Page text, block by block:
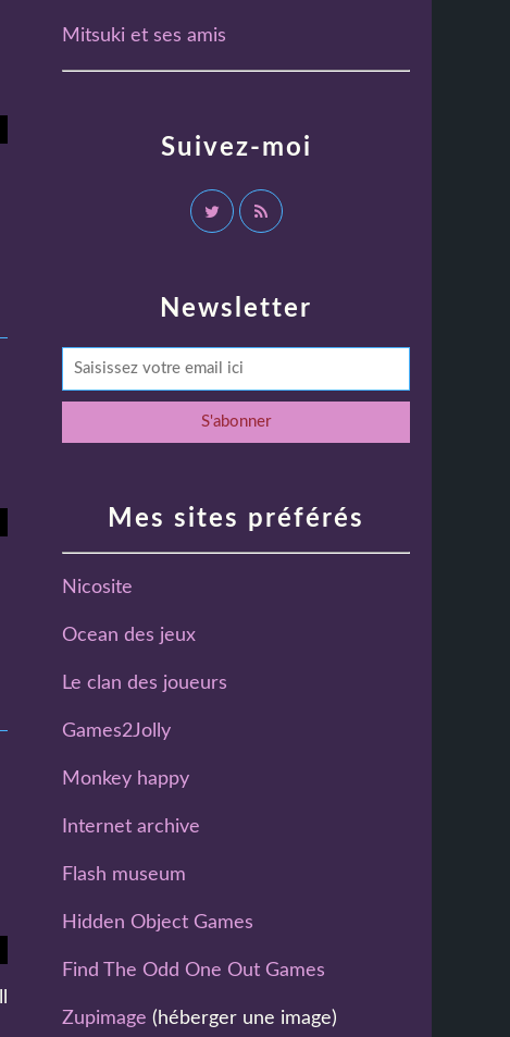
Newsletter
Suivez-moi
Mes sites préférés
Nicosite
Ocean des jeux
Le clan des joueurs
Games2Jolly
Monkey happy
Internet archive
Flash museum
Hidden Object Games
Find The Odd One Out Games
Zupimage (héberger une image)
Mitsuki et ses amis